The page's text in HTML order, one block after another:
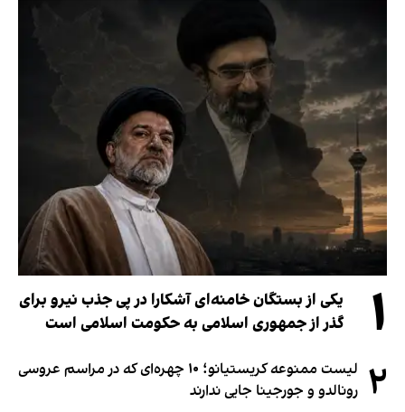
۱
یکی از بستگان خامنه‌ای آشکارا در پی جذب نیرو برای
گذر از جمهوری اسلامی به حکومت اسلامی است
۲
لیست ممنوعه کریستیانو؛ ۱۰ چهره‌ای که در مراسم عروسی
رونالدو و جورجینا جایی ندارند